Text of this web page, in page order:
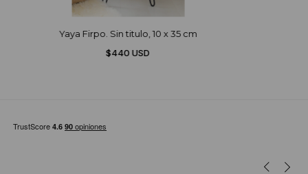
Yaya Firpo. Sin titulo, 10 x 35 cm
$440 USD